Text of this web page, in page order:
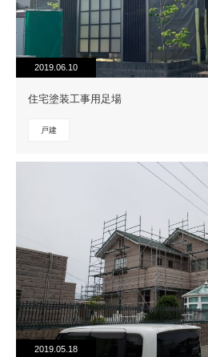
2019.06.10
住宅塗装工事用足場
戸建
2019.05.18